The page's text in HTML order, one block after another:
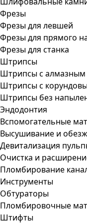
Фрезы
Фрезы для левшей
Фрезы для прямого
Фрезы для станка
Штрипсы
Штрипсы c
Штрипсы c
Штрипсы без
Эндодонтия
Вспомогательные
Высушивание и
Девитализация
Очистка и
Пломбирование
Инструменты
Обтураторы
Пломбировочные
Штифты